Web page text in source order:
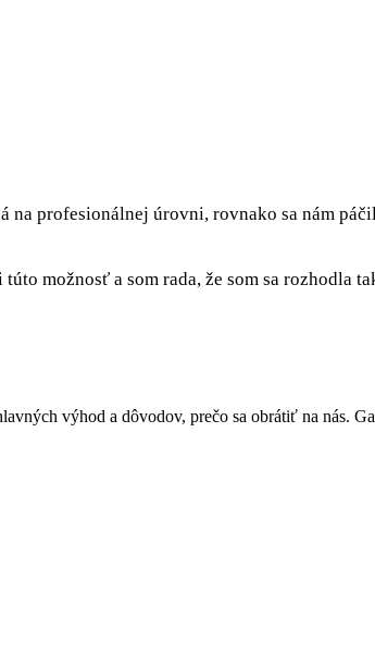
profesionálnej úrovni, rovnako sa nám
možnosť a som rada, že som sa rozhodla
výhod a dôvodov, prečo sa obrátiť na nás.